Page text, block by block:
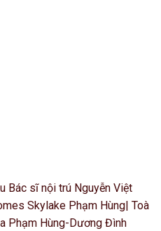
Bác sĩ nội trú Nguyễn Việt
Skylake Phạm Hùng| Toà
Phạm Hùng-Dương Đình